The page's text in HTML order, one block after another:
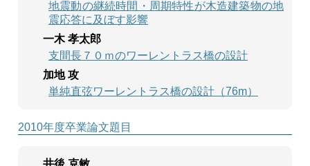
地震動の継続時間・周期特性が木造建築物の地
震応答に及ぼす影響
一木 孝太郎
支間長７０ｍのワーレントラス橋の設計
加地 攻
単純直弦ワーレントラス橋の設計（76m）
2010年度卒業論文題目
井後 克敏